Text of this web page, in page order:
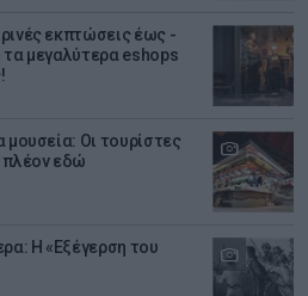
εκπτώσεις έως -
τα μεγαλύτερα eshops
μουσεία: Οι τουρίστες
πλέον εδώ
Η «Εξέγερση του